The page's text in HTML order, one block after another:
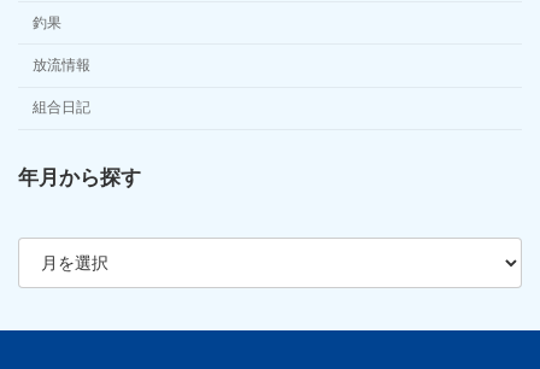
釣果
放流情報
組合日記
年月から探す
ア